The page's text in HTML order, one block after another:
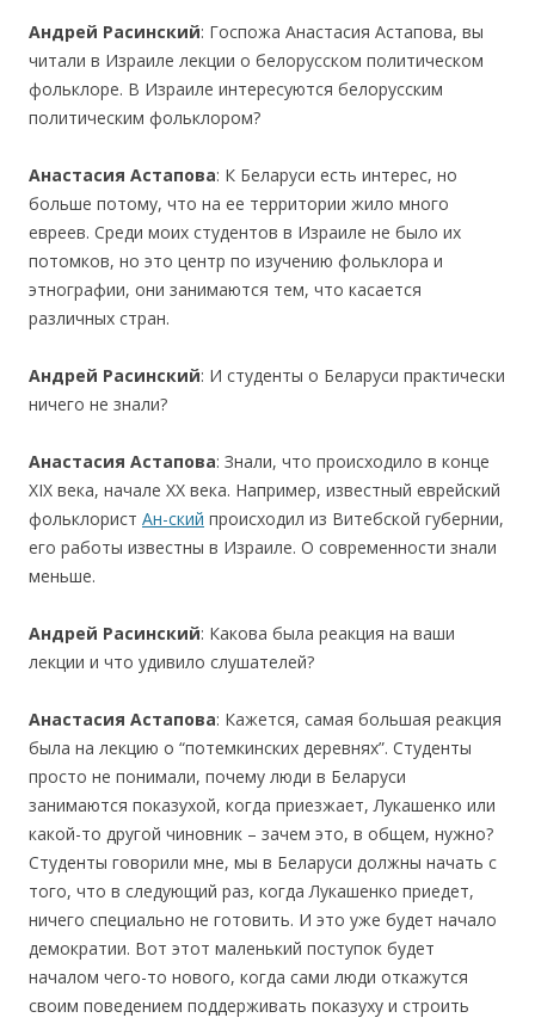
Андрей Расинский: Госпожа Анастасия Астапова, вы
читали в Израиле лекции о белорусском политическом
фольклоре. В Израиле интересуются белорусским
политическим фольклором?
Анастасия Астапова: К Беларуси есть интерес, но
больше потому, что на ее территории жило много
евреев. Среди моих студентов в Израиле не было их
потомков, но это центр по изучению фольклора и
этнографии, они занимаются тем, что касается
различных стран.
Андрей Расинский: И студенты о Беларуси практически
ничего не знали?
Анастасия Астапова: Знали, что происходило в конце
XIX века, начале ХХ века. Например, известный еврейский
фольклорист Ан-ский происходил из Витебской губернии,
его работы известны в Израиле. О современности знали
меньше.
Андрей Расинский: Какова была реакция на ваши
лекции и что удивило слушателей?
Анастасия Астапова: Кажется, самая большая реакция
была на лекцию о “потемкинских деревнях”. Студенты
просто не понимали, почему люди в Беларуси
занимаются показухой, когда приезжает, Лукашенко или
какой-то другой чиновник – зачем это, в общем, нужно?
Студенты говорили мне, мы в Беларуси должны начать с
того, что в следующий раз, когда Лукашенко приедет,
ничего специально не готовить. И это уже будет начало
демократии. Вот этот маленький поступок будет
началом чего-то нового, когда сами люди откажутся
своим поведением поддерживать показуху и строить